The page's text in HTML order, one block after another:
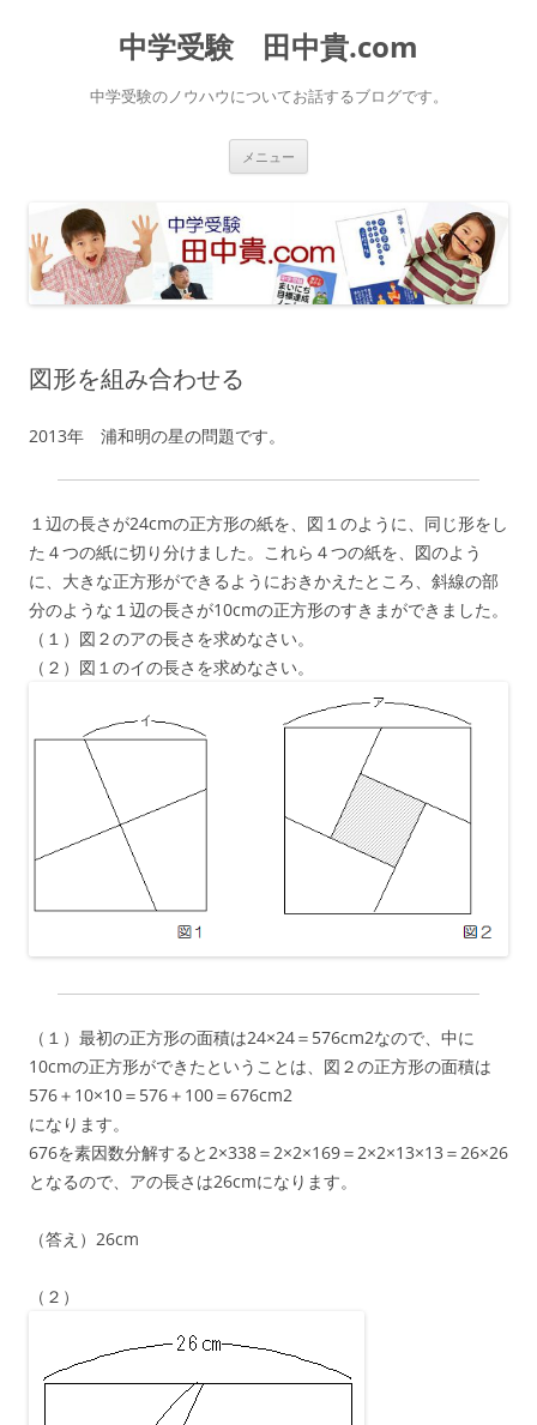
中学受験 田中貴.com
中学受験のノウハウについてお話するブログです。
メニュー
ス
キ
ッ
プ
図形を組み合わせる
2013年 浦和明の星の問題です。
１辺の長さが24cmの正方形の紙を、図１のように、同じ形をし
た４つの紙に切り分けました。これら４つの紙を、図のよう
に、大きな正方形ができるようにおきかえたところ、斜線の部
分のような１辺の長さが10cmの正方形のすきまができました。
（１）図２のアの長さを求めなさい。
（２）図１のイの長さを求めなさい。
（１）最初の正方形の面積は24×24＝576cm2なので、中に
10cmの正方形ができたということは、図２の正方形の面積は
576＋10×10＝576＋100＝676cm2
になります。
676を素因数分解すると2×338＝2×2×169＝2×2×13×13＝26×26
となるので、アの長さは26cmになります。
（答え）26cm
（２）